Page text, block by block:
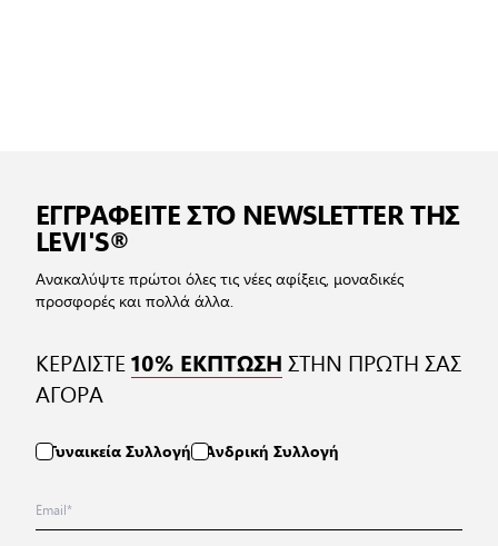
ΕΓΓΡΑΦΕΙΤΕ ΣΤΟ NEWSLETTER ΤΗΣ
LEVI'S®
Ανακαλύψτε πρώτοι όλες τις νέες αφίξεις, μοναδικές
προσφορές και πολλά άλλα.
ΚΕΡΔΙΣΤΕ10% ΕΚΠΤΩΣΗ ΣΤΗΝ ΠΡΩΤΗ ΣΑΣ
ΑΓΟΡΑ
Γυναικεία Συλλογή Ανδρική Συλλογή